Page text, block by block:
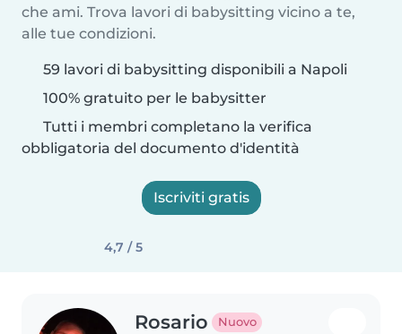
che ami. Trova lavori di babysitting vicino a te,
alle tue condizioni.
59 lavori di babysitting disponibili a Napoli
100% gratuito per le babysitter
Tutti i membri completano la verifica
obbligatoria del documento d'identità
Iscriviti gratis
4,7 / 5
Rosario Nuovo